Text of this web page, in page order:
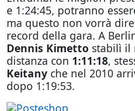
e 1:24:45, potranno
ma questo non vorrà
record della gara. A
Dennis Kimetto stabilì il
distanza con 1:11:18,
Keitany che nel 2010
dopo 1:19:53.